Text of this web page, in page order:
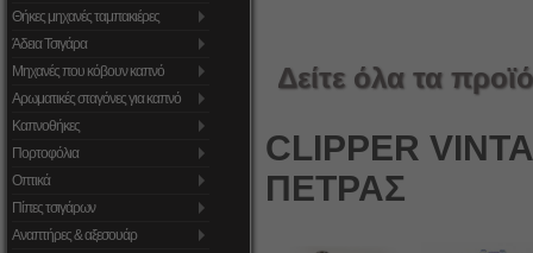
Θήκες μηχανές ταμπακιέρες
Άδεια Τσιγάρα
Μηχανές που κόβουν καπνό
Αρωματικές σταγόνες για καπνό
Καπνοθήκες
Πορτοφόλια
Οπτικά
Πίπες τσιγάρων
Αναπτήρες & αξεσουάρ
Δείτε όλα τα
CLIPPER
ΠΕΤΡΑΣ